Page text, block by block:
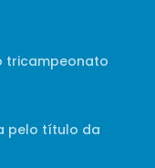
tricampeonato
pelo título da